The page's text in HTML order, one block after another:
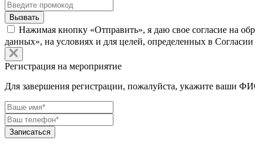
Нажимая кнопку «Отправить», я даю свое согласие на
данных», на условиях и для целей, определенных в
Регистрация на мероприятие
Для завершения регистрации, пожалуйста, укажите ваши